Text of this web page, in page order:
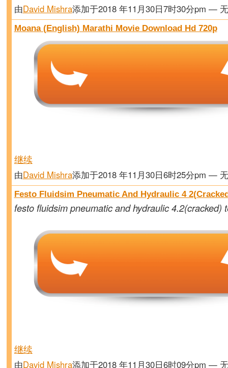
由David Mishra添加于2018 年11月30日7时30分pm —
Moana (English) Marathi Movie Download Hd 720p
继续
由David Mishra添加于2018 年11月30日6时25分pm —
Festo Fluidsim Pneumatic And Hydraulic 4
festo fluidsim pneumatic and hydraulic
继续
由David Mishra添加于2018 年11月30日6时09分pm —